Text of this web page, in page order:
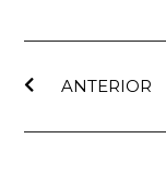
ANTERIOR